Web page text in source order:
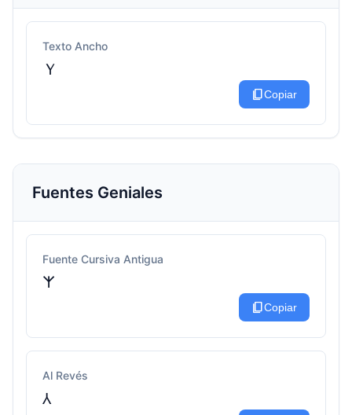
Texto Ancho
Ｙ
content_copyCopiar
Fuentes Geniales
Fuente Cursiva Antigua
𐌙
content_copyCopiar
Al Revés
⅄